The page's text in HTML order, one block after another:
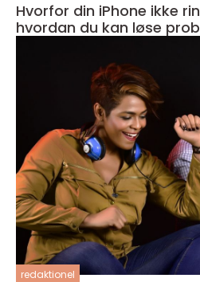
Hvorfor din iPhone ikke
hvordan du kan løse
redaktionel